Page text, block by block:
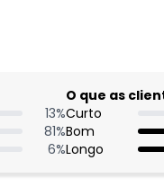
13%
81%
6%
O que as
Curto
Bom
Longo